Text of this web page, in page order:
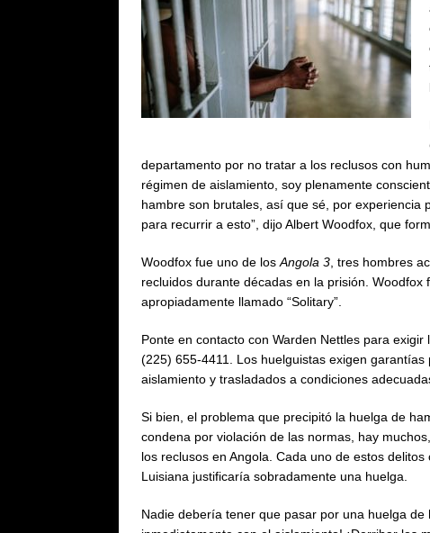
departamento por no tratar a los reclusos con
régimen de aislamiento, soy plenamente
hambre son brutales, así que sé, por
para recurrir a esto”, dijo Albert Woodfox, que
Woodfox fue uno de losAngola 3, tres hombres
recluidos durante décadas en la prisión.
apropiadamente llamado “Solitary”.
Ponte en contacto con Warden Nettles para
(225) 655-4411. Los huelguistas exigen
aislamiento y trasladados a condiciones
Si bien, el problema que precipitó la huelga de
condena por violación de las normas, hay
los reclusos en Angola. Cada uno de estos
Luisiana justificaría sobradamente una huelga.
Nadie debería tener que pasar por una huelga